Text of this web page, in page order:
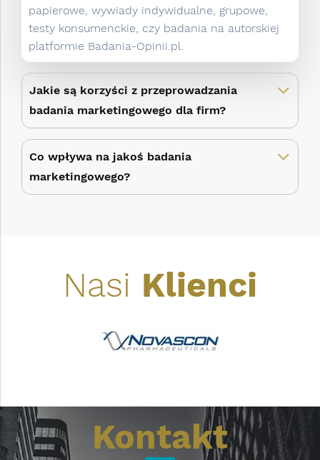
papierowe, wywiady indywidualne, grupowe,
testy konsumenckie, czy badania na autorskiej
platformie Badania-Opinii.pl.
Jakie są korzyści z przeprowadzania
badania marketingowego dla firm?
Co wpływa na jakoś badania
marketingowego?
Nasi Klienci
Kontakt